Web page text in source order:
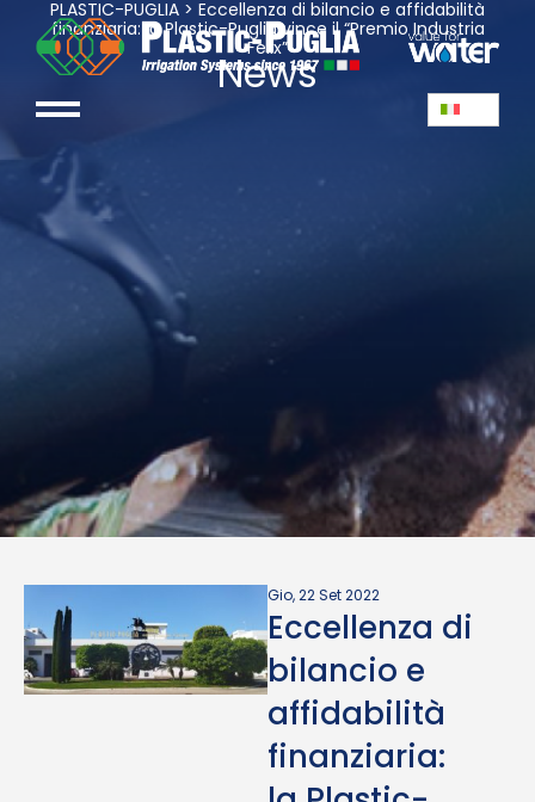
PLASTIC-PUGLIA > Eccellenza di bilancio e affidabilità
finanziaria: la Plastic-Puglia vince il “Premio Industria
Felix”
News
Gio, 22 Set 2022
Eccellenza di
bilancio e
affidabilità
finanziaria: